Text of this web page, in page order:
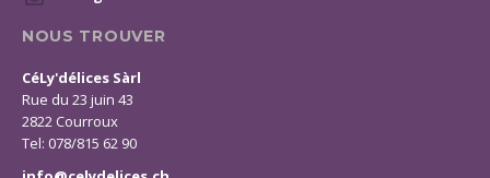
NOUS TROUVER
CéLy'délices Sàrl
Rue du 23 juin 43
2822 Courroux
Tel: 078/815 62 90